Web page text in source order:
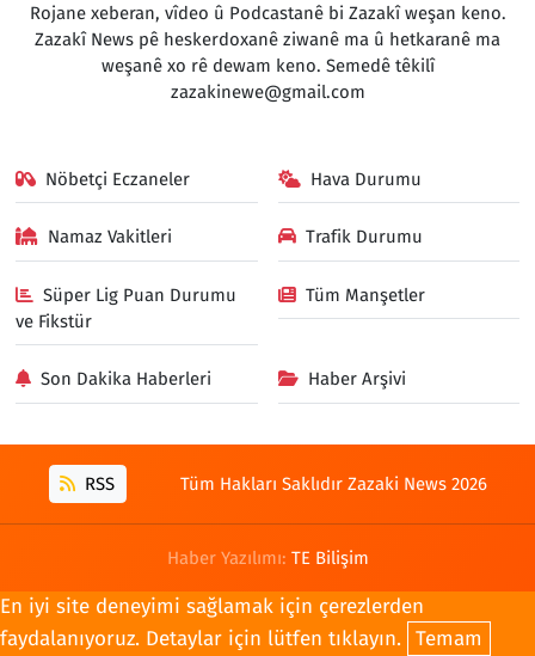
Rojane xeberan, vîdeo û Podcastanê bi Zazakî weşan keno.
Zazakî News pê heskerdoxanê ziwanê ma û hetkaranê ma
weşanê xo rê dewam keno. Semedê têkilî
zazakinewe@gmail.com
Nöbetçi Eczaneler Hava Durumu
Namaz Vakitleri Trafik Durumu
Süper Lig Puan Durumu
ve Fikstür
Tüm Manşetler
Son Dakika Haberleri Haber Arşivi
RSS Tüm Hakları Saklıdır Zazaki News 2026
Haber Yazılımı: TE Bilişim
En iyi site deneyimi sağlamak için çerezlerden
faydalanıyoruz. Detaylar için lütfen tıklayın. Temam